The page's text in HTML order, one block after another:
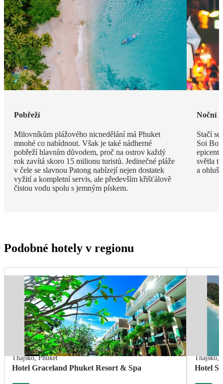
Pobřeží
Milovníkům plážového nicnedělání má Phuket
mnohé co nabídnout. Však je také nádherné
pobřeží hlavním důvodem, proč na ostrov každý
rok zavítá skoro 15 milionu turistů. Jedinečné pláže
v čele se slavnou Patong nabízejí nejen dostatek
vyžití a kompletní servis, ale především křišťálově
čistou vodu spolu s jemným pískem.
Noční
Stačí
Soi
světla
a
Podobné hotely v regionu
Thajsko,Phuket
Hotel Graceland Phuket Resort & Spa
Thajsko,
Hotel